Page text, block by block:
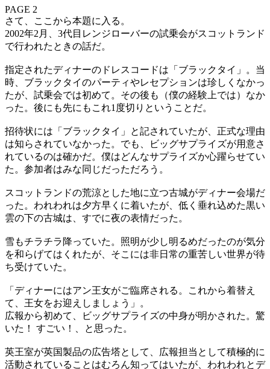
PAGE 2
さて、ここから本題に入る。
2002年2月、3代目レンジローバーの試乗会がスコットランド
で行われたときの話だ。
指定されたディナーのドレスコードは「ブラックタイ」。当
時、ブラックタイのパーティやレセプションは珍しくなかっ
たが、試乗会では初めて。その後も（僕の経験上では）なか
った。後にも先にもこれ1度切りということだ。
招待状には「ブラックタイ」と記されていたが、正式な理由
は知らされていなかった。でも、ビッグサプライズが用意さ
れているのは確かだ。僕はどんなサプライズか心躍らせてい
た。参加者はみな同じだっただろう。
スコットランドの荒涼とした地に立つ古城がディナー会場だ
った。われわれは夕方早くに着いたが、低く垂れ込めた黒い
雲の下の古城は、すでに夜の表情だった。
雪もチラチラ降っていた。照明が少し明るめだったのが気分
を和らげてはくれたが、そこには非日常の重苦しい世界が待
ち受けていた。
「ディナーにはアン王女がご臨席される。これから着替え
て、王女をお迎えしましょう」。
広報から初めて、ビッグサプライズの中身が明かされた。驚
いた！ すごい！、と思った。
英王室が英国製品の広告塔として、広報担当として積極的に
活動されていることはむろん知ってはいたが、われわれとデ